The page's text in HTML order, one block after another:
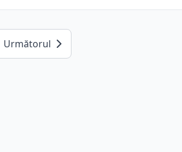
Următorul